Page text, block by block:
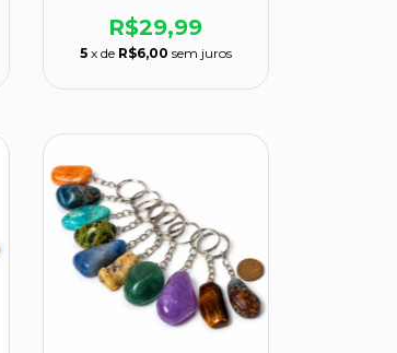
R$29,99
5 x de R$6,00 sem juros